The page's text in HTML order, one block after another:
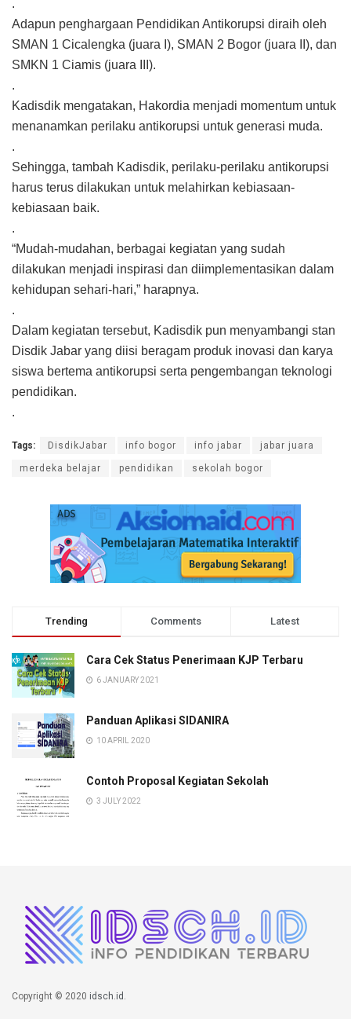
.
Adapun penghargaan Pendidikan Antikorupsi diraih oleh
SMAN 1 Cicalengka (juara I), SMAN 2 Bogor (juara II), dan
SMKN 1 Ciamis (juara III).
.
Kadisdik mengatakan, Hakordia menjadi momentum untuk
menanamkan perilaku antikorupsi untuk generasi muda.
.
Sehingga, tambah Kadisdik, perilaku-perilaku antikorupsi
harus terus dilakukan untuk melahirkan kebiasaan-
kebiasaan baik.
.
“Mudah-mudahan, berbagai kegiatan yang sudah
dilakukan menjadi inspirasi dan diimplementasikan dalam
kehidupan sehari-hari,” harapnya.
.
Dalam kegiatan tersebut, Kadisdik pun menyambangi stan
Disdik Jabar yang diisi beragam produk inovasi dan karya
siswa bertema antikorupsi serta pengembangan teknologi
pendidikan.
.
Tags: DisdikJabar info bogor info jabar jabar juara
merdeka belajar pendidikan sekolah bogor
Trending Comments Latest
Cara Cek Status Penerimaan KJP Terbaru
6 JANUARY 2021
Panduan Aplikasi SIDANIRA
10 APRIL 2020
Contoh Proposal Kegiatan Sekolah
3 JULY 2022
Copyright © 2020 idsch.id .